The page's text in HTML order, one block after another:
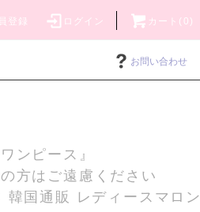
登録 ログイン カート(0)
お問い合わせ
ンピース』
方はご遠慮ください
韓国通販 レディースマロン